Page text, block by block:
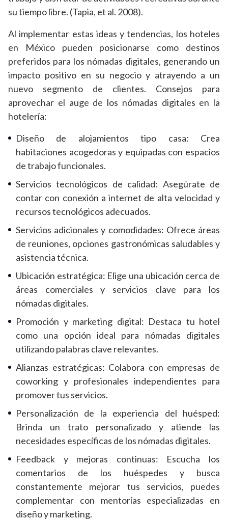
su tiempo libre. (Tapia, et al. 2008).
Al implementar estas ideas y tendencias, los hoteles
en México pueden posicionarse como destinos
preferidos para los nómadas digitales, generando un
impacto positivo en su negocio y atrayendo a un
nuevo segmento de clientes. Consejos para
aprovechar el auge de los nómadas digitales en la
hotelería:
Diseño de alojamientos tipo casa: Crea
habitaciones acogedoras y equipadas con espacios
de trabajo funcionales.
Servicios tecnológicos de calidad: Asegúrate de
contar con conexión a internet de alta velocidad y
recursos tecnológicos adecuados.
Servicios adicionales y comodidades: Ofrece áreas
de reuniones, opciones gastronómicas saludables y
asistencia técnica.
Ubicación estratégica: Elige una ubicación cerca de
áreas comerciales y servicios clave para los
nómadas digitales.
Promoción y marketing digital: Destaca tu hotel
como una opción ideal para nómadas digitales
utilizando palabras clave relevantes.
Alianzas estratégicas: Colabora con empresas de
coworking y profesionales independientes para
promover tus servicios.
Personalización de la experiencia del huésped:
Brinda un trato personalizado y atiende las
necesidades específicas de los nómadas digitales.
Feedback y mejoras continuas: Escucha los
comentarios de los huéspedes y busca
constantemente mejorar tus servicios, puedes
complementar con mentorías especializadas en
diseño y marketing.